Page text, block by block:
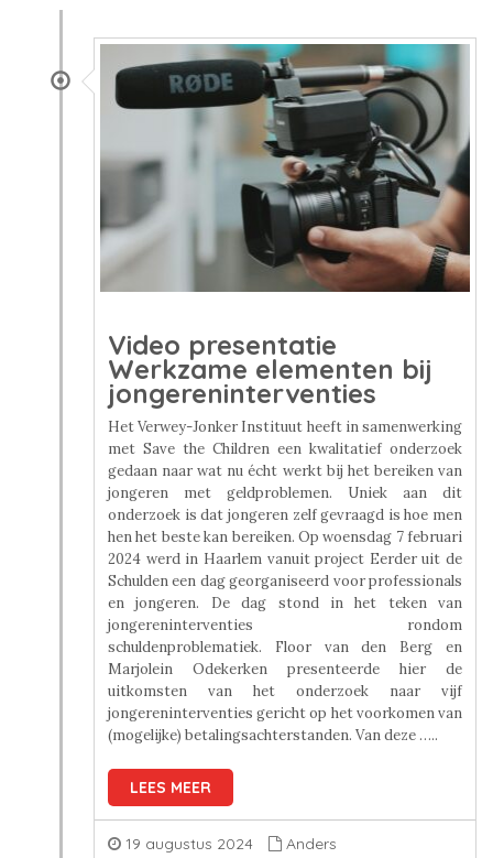
Video presentatie
Werkzame elementen bij
jongereninterventies
Het Verwey-Jonker Instituut heeft in samenwerking
met Save the Children een kwalitatief onderzoek
gedaan naar wat nu écht werkt bij het bereiken van
jongeren met geldproblemen. Uniek aan dit
onderzoek is dat jongeren zelf gevraagd is hoe men
hen het beste kan bereiken. Op woensdag 7 februari
2024 werd in Haarlem vanuit project Eerder uit de
Schulden een dag georganiseerd voor professionals
en jongeren. De dag stond in het teken van
jongereninterventies rondom
schuldenproblematiek. Floor van den Berg en
Marjolein Odekerken presenteerde hier de
uitkomsten van het onderzoek naar vijf
jongereninterventies gericht op het voorkomen van
(mogelijke) betalingsachterstanden. Van deze …..
LEES MEER
19 augustus 2024
Anders